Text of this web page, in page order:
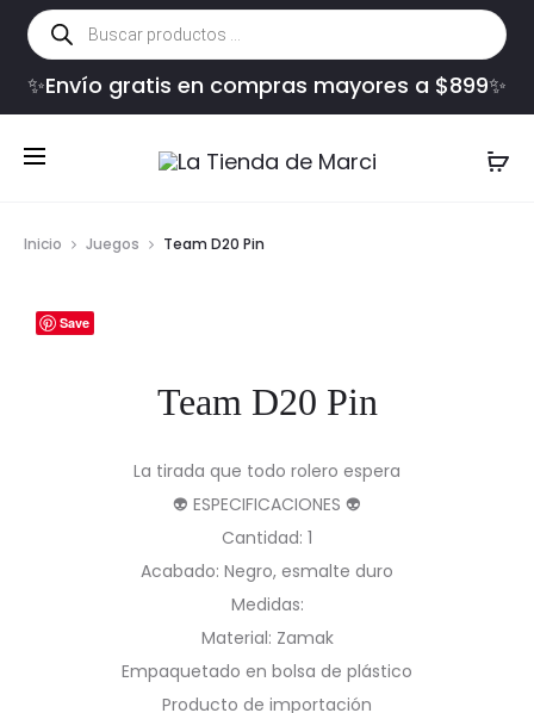
Búsqueda
de
productos
✨Envío gratis en compras mayores a $899✨
Inicio Juegos Team D20 Pin
Save
Team D20 Pin
La tirada que todo rolero espera
👽 ESPECIFICACIONES 👽
Cantidad: 1
Acabado: Negro, esmalte duro
Medidas:
Material: Zamak
Empaquetado en bolsa de plástico
Producto de importación